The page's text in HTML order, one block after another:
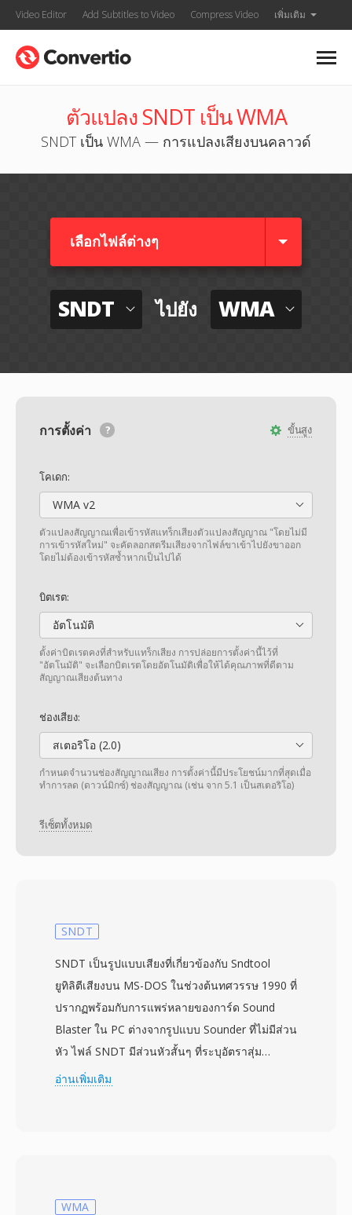
Video Editor Add Subtitles to Video Compress Video เพิ่มเติม
ตัวแปลง SNDT เป็น WMA
SNDT เป็น WMA — การแปลงเสียงบนคลาวด์
เลือกไฟล์ต่างๆ​
SNDT ไปยัง WMA
ขั้นสูง
การตั้งค่า
โคเดก:
WMA v2
ตัวแปลงสัญญาณเพื่อเข้ารหัสแทร็กเสียงตัวแปลงสัญญาณ "โดยไม่มี
การเข้ารหัสใหม่" จะคัดลอกสตรีมเสียงจากไฟล์ขาเข้าไปยังขาออก
โดยไม่ต้องเข้ารหัสซ้ำหากเป็นไปได้
บิตเรต:
อัตโนมัติ
ตั้งค่าบิตเรตคงที่สำหรับแทร็กเสียง การปล่อยการตั้งค่านี้ไว้ที่
"อัตโนมัติ" จะเลือกบิตเรตโดยอัตโนมัติเพื่อให้ได้คุณภาพที่ดีตาม
สัญญาณเสียงต้นทาง
ช่องเสียง:
สเตอริโอ (2.0)
กำหนดจำนวนช่องสัญญาณเสียง การตั้งค่านี้มีประโยชน์มากที่สุดเมื่อ
ทำการลด (ดาวน์มิกซ์) ช่องสัญญาณ (เช่น จาก 5.1 เป็นสเตอริโอ)
รีเซ็ตทั้งหมด
SNDT
SNDT เป็นรูปแบบเสียงที่เกี่ยวข้องกับ Sndtool
ยูทิลิตีเสียงบน MS-DOS ในช่วงต้นทศวรรษ 1990 ที่
ปรากฏพร้อมกับการแพร่หลายของการ์ด Sound
Blaster ใน PC ต่างจากรูปแบบ Sounder ที่ไม่มีส่วน
หัว ไฟล์ SNDT มีส่วนหัวสั้นๆ ที่ระบุอัตราสุ่ม
ตัวอย่างและความยาวข้อมูล — เป็นการปรับปรุงที่มี
แชร์แวร์หรือรวมมากับไดรเวอร์การ์ดเสียง ข้อดี
อ่านเพิ่มเติม
WMA